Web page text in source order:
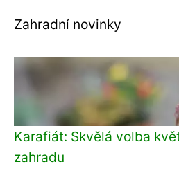
Zahradní novinky
Karafiát: Skvělá volba
zahradu